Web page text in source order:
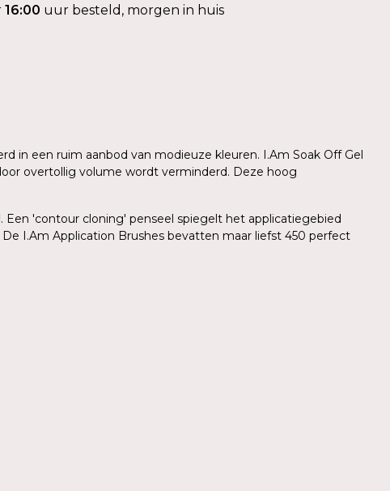
16:00 uur besteld, morgen in huis
in een ruim aanbod van modieuze kleuren. I.Am Soak Off Gel
overtollig volume wordt verminderd. Deze hoog
'contour cloning' penseel spiegelt het applicatiegebied
I.Am Application Brushes bevatten maar liefst 450 perfect